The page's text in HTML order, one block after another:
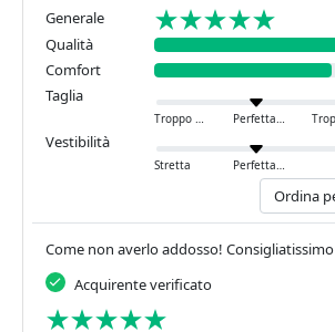
Generale
Qualità
Comfort
Taglia
Troppo piccola Perfetta
Vestibilità
Stretta Perfetta
Come non averlo addosso! Consigliatissimo
Acquirente verificato